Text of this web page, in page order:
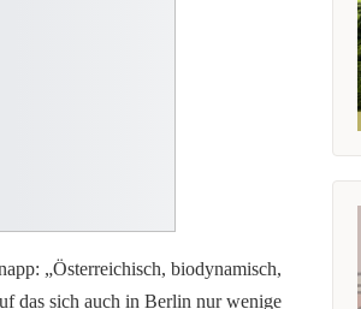
„Österreichisch, biodynamisch,
das sich auch in Berlin nur wenige